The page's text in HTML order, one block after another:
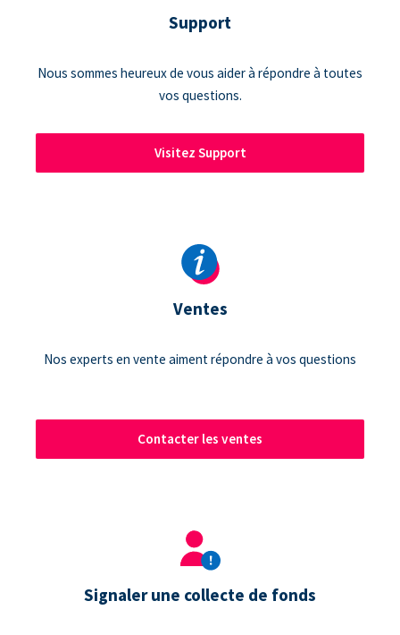
Support
Nous sommes heureux de vous aider à répondre à toutes
vos questions.
Visitez Support
Ventes
Nos experts en vente aiment répondre à vos questions
Contacter les ventes
Signaler une collecte de fonds